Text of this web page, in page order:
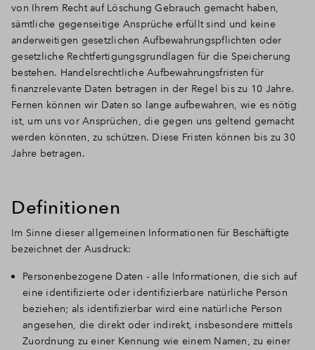
von Ihrem Recht auf Löschung Gebrauch gemacht haben,
sämtliche gegenseitige Ansprüche erfüllt sind und keine
anderweitigen gesetzlichen Aufbewahrungspflichten oder
gesetzliche Rechtfertigungsgrundlagen für die Speicherung
bestehen. Handelsrechtliche Aufbewahrungsfristen für
finanzrelevante Daten betragen in der Regel bis zu 10 Jahre.
Fernen können wir Daten so lange aufbewahren, wie es nötig
ist, um uns vor Ansprüchen, die gegen uns geltend gemacht
werden könnten, zu schützen. Diese Fristen können bis zu 30
Jahre betragen.
Definitionen
Im Sinne dieser allgemeinen Informationen für Beschäftigte
bezeichnet der Ausdruck:
Personenbezogene Daten - alle Informationen, die sich auf
eine identifizierte oder identifizierbare natürliche Person
beziehen; als identifizierbar wird eine natürliche Person
angesehen, die direkt oder indirekt, insbesondere mittels
Zuordnung zu einer Kennung wie einem Namen, zu einer